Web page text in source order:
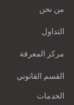
من نحن
Telegram
التداول
تواريخ التمديد
مركز المعرفة
الخدمات
القسم القانوني